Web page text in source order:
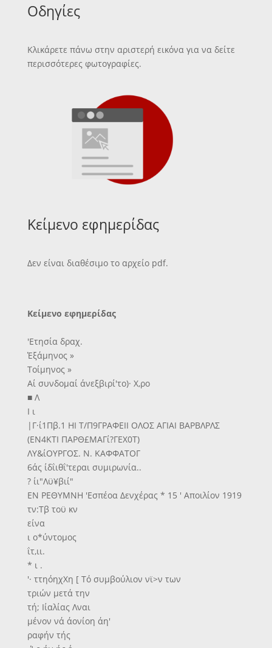
Οδηγίες
Κλικάρετε πάνω στην αριστερή εικόνα για να δείτε
περισσότερες φωτογραφίες.
Κείμενο εφημερίδας
Δεν είναι διαθέσιμο το αρχείο pdf.
Κείμενο εφημερίδας
'Ετησία δραχ.
Έξάμηνος »
Τοίμηνος »
Αί συνδομαί άνεξβιρί'το)· Χ,ρο
■ Λ
Ι ι
|Γ·ί1Πβ.1 ΗΙ Τ/Π9ΓΡΑΦΕΙΙ ΟΛΟΣ ΑΓΙΑΙ ΒΑΡΒΛΡΛΣ
(ΕΝ4ΚΤΙ ΠΑΡΘ£ΜΑΓί?ΓΕΧ0Τ)
ΛΥ&ίΟΥΡΓΟΣ. Ν. ΚΑΦΦΑΤΟΓ
6άς ίδΐιθΐ'τεραι συμιρωνία..
? ίι"Λϋ¥βιί"
ΕΝ ΡΕΘΥΜΝΗ 'Εσπέοα Δενχέρας * 15 ' Αποιλίον 1919
τν:Τβ τοϋ κν
είνα
ι ο*ύντομος
ΐτ,ιι.
* ι .
'· ττηόηχΧη [ Τό συμβούλιον νϊ>ν των
τριών μετά την
τή; Ιίαλίας Λναι
μένον νά άονίοη άη'
ραφήν τής